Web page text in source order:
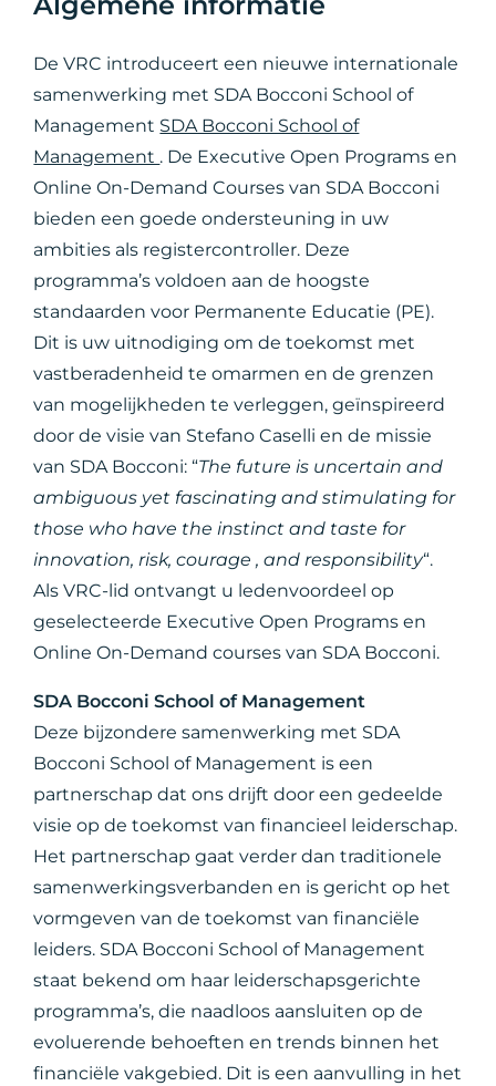
De VRC introduceert een nieuwe internationale
samenwerking met SDA Bocconi School of
Management SDA Bocconi School of
Management . De Executive Open Programs en
Online On-Demand Courses van SDA Bocconi
bieden een goede ondersteuning in uw
ambities als registercontroller. Deze
programma’s voldoen aan de hoogste
standaarden voor Permanente Educatie (PE).
Dit is uw uitnodiging om de toekomst met
vastberadenheid te omarmen en de grenzen
van mogelijkheden te verleggen, geïnspireerd
door de visie van Stefano Caselli en de missie
van SDA Bocconi: “The future is uncertain and
ambiguous yet fascinating and stimulating for
those who have the instinct and taste for
innovation, risk, courage , and responsibility“.
Als VRC-lid ontvangt u ledenvoordeel op
geselecteerde Executive Open Programs en
Online On-Demand courses van SDA Bocconi.
SDA Bocconi School of Management
Deze bijzondere samenwerking met SDA
Bocconi School of Management is een
partnerschap dat ons drijft door een gedeelde
visie op de toekomst van financieel leiderschap.
Het partnerschap gaat verder dan traditionele
samenwerkingsverbanden en is gericht op het
vormgeven van de toekomst van financiële
leiders. SDA Bocconi School of Management
staat bekend om haar leiderschapsgerichte
programma’s, die naadloos aansluiten op de
evoluerende behoeften en trends binnen het
financiële vakgebied. Dit is een aanvulling in het